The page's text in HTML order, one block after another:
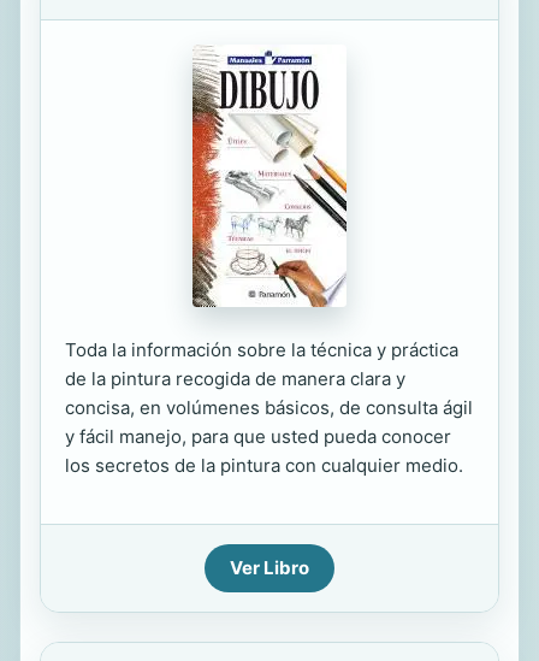
Toda la información sobre la técnica y práctica
de la pintura recogida de manera clara y
concisa, en volúmenes básicos, de consulta ágil
y fácil manejo, para que usted pueda conocer
los secretos de la pintura con cualquier medio.
Ver Libro